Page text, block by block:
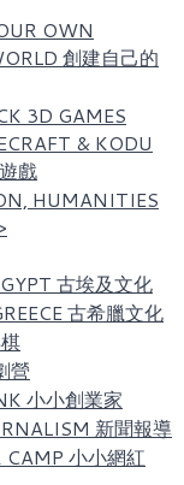
OWN
創建自己的
3D GAMES
& KODU
戲
HUMANITIES
古埃及文化​
古希臘文化
營
小小創業家
新聞報導
CAMP 小小網紅